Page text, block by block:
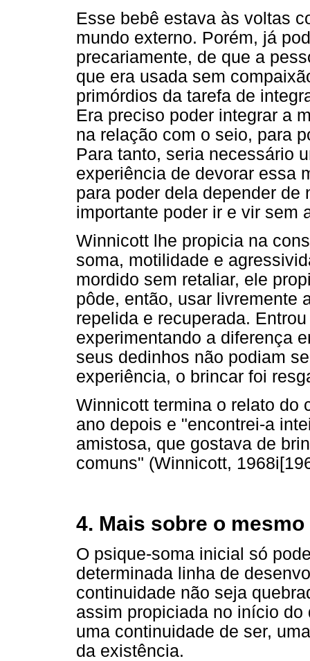
Esse bebê estava às voltas
mundo externo. Porém, já
precariamente, de que a
que era usada sem
primórdios da tarefa de
Era preciso poder integrar a
na relação com o seio, para
Para tanto, seria necessário
experiência de devorar essa
para poder dela depender de
importante poder ir e vir sem
Winnicott lhe propicia na
soma, motilidade e
mordido sem retaliar, ele
pôde, então, usar livremente
repelida e recuperada.
experimentando a diferença
seus dedinhos não podiam
experiência, o brincar foi
Winnicott termina o relato do
ano depois e "encontrei-a
amistosa, que gostava de
comuns" (Winnicott,
4. Mais sobre o
O psique-soma inicial só
determinada linha de
continuidade não seja
assim propiciada no início
uma continuidade de ser,
da existência.